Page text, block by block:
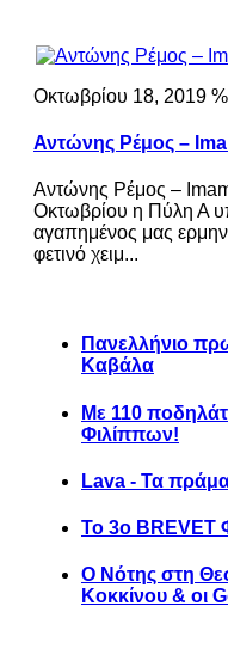
Οκτωβρίου 18, 2019
Αντώνης Ρέμος –
Αντώνης Ρέμος –
Οκτωβρίου η Πύλη Α
αγαπημένος μας
φετινό χειμ...
Πανελλήνιο
Καβάλα
Με 110
Φιλίππων!
Lava - Τα
Το 3ο BREVET
Ο Νότης στη
Κοκκίνου & οι